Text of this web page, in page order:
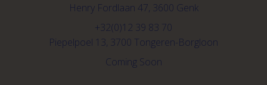
Henry Fordlaan 47, 3600 Genk
+32(0)12 39 83 70
Piepelpoel 13, 3700 Tongeren-Borgloon
Coming Soon